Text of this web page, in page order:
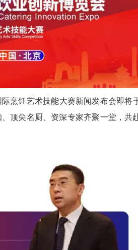
烹饪艺术技能大赛新闻发布会即将
顶尖名厨、资深专家齐聚一堂，共